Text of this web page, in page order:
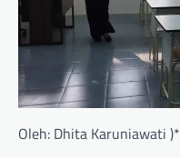
Oleh: Dhita Karuniawati )*